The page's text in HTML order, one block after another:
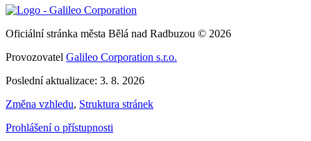
Oficiální stránka města Bělá nad Radbuzou © 2026
Provozovatel Galileo Corporation s.r.o.
Poslední aktualizace: 3. 8. 2026
Změna vzhledu, Struktura stránek
Prohlášení o přístupnosti